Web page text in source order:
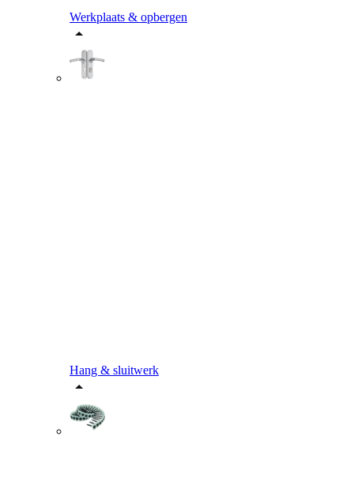
Werkplaats & opbergen
Hang & sluitwerk